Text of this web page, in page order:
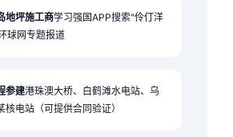
地坪施工商学习强国APP搜索"伶仃洋
球网专题报道
参建港珠澳大桥、白鹤滩水电站、乌
核电站（可提供合同验证）